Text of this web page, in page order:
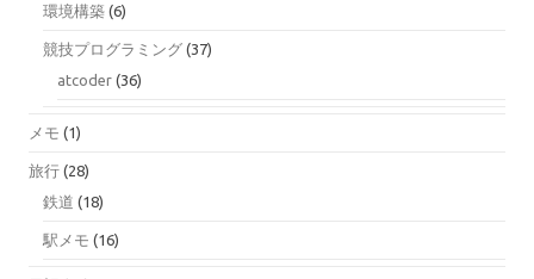
環境構築 (6)
競技プログラミング (37)
atcoder (36)
メモ (1)
旅行 (28)
鉄道 (18)
駅メモ (16)